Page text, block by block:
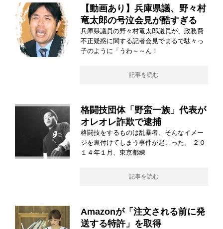
【動画あり】兵庫県議、野々村
竜太郎の号泣会見が酷すぎる
兵庫県議員の野々村竜太郎議員が、政務費
不正疑惑に関する記者会見でまるで駄々っ
子のように「うわ～～ん！
記事を読む
格闘技団体「野蛮一族」代表が
オレオレ詐欺で逮捕
格闘技をするものは乱暴者、そんなイメー
ジを裏付けてしまう事件が起こった。 ２０
１４年１月、東京都練
記事を読む
Amazonが「注文される前に発
送する特許」を取得